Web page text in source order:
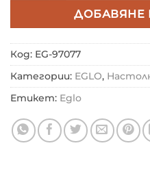
ДОБАВЯНЕ
Код: EG-97077
Категории: EGLO,
Етикет: Eglo